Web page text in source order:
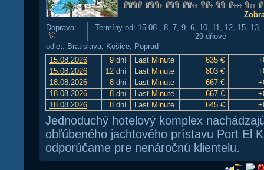
Doprava:
Termíny od: 15.08., 8, 7, 9, 6, 10, 11, 12, 15, 13,
29 dňové
odlet: Bratislava, Košice, Poprad
15.08.2026
9 dní Last Minute 635 €
15.08.2026
12 dní Last Minute 803 €
18.08.2026
8 dní Last Minute 667 €
18.08.2026
8 dní Last Minute 667 €
18.08.2026
8 dní Last Minute 645 €
Jednoduchý hotelový komplex
obľúbeného jachtového prístavu Port El
odporúčame pre nenáročnú klientelu.